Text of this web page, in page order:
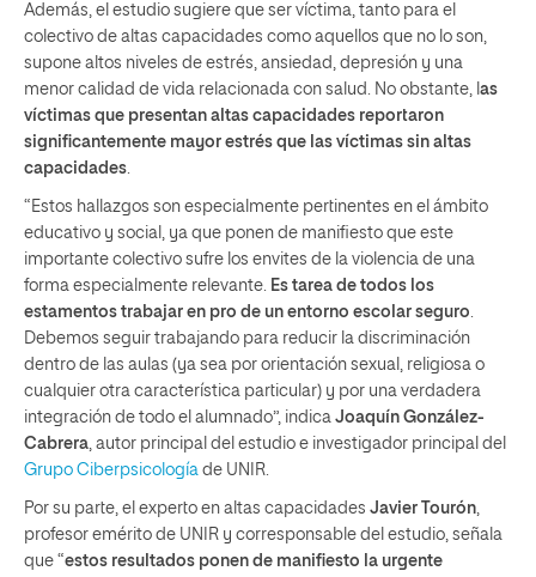
Además, el estudio sugiere que ser víctima, tanto para el
colectivo de altas capacidades como aquellos que no lo son,
supone altos niveles de estrés, ansiedad, depresión y una
menor calidad de vida relacionada con salud. No obstante, l as
víctimas que presentan altas capacidades reportaron
significantemente mayor estrés que las víctimas sin altas
capacidades
“Estos hallazgos son especialmente pertinentes en el ámbito
educativo y social, ya que ponen de manifiesto que este
importante colectivo sufre los envites de la violencia de una
forma especialmente relevante. Es tarea de todos los
estamentos trabajar en pro de un entorno escolar seguro
Debemos seguir trabajando para reducir la discriminación
dentro de las aulas (ya sea por orientación sexual, religiosa o
cualquier otra característica particular) y por una verdadera
integración de todo el alumnado”, indica Joaquín González-
Cabrera , autor principal del estudio e investigador principal del
Grupo Ciberpsicología de UNIR.
Por su parte, el experto en altas capacidades Javier Tourón
profesor emérito de UNIR y corresponsable del estudio, señala
que “estos resultados ponen de manifiesto la urgente